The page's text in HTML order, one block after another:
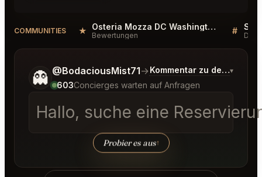
COMMUNITIES ★ Osteria Mozza DC Washington Reviews
Bewertungen #
👻 @BodaciousMist71→Kommentar zu den ▾
603Concierges warten auf Anfragen
Hallo, suche eine
Probier es aus↑
Sag mir noch etwas genauer, was du möchtest.